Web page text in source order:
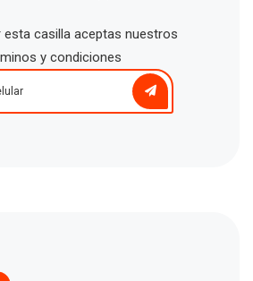
casilla aceptas nuestros
y condiciones